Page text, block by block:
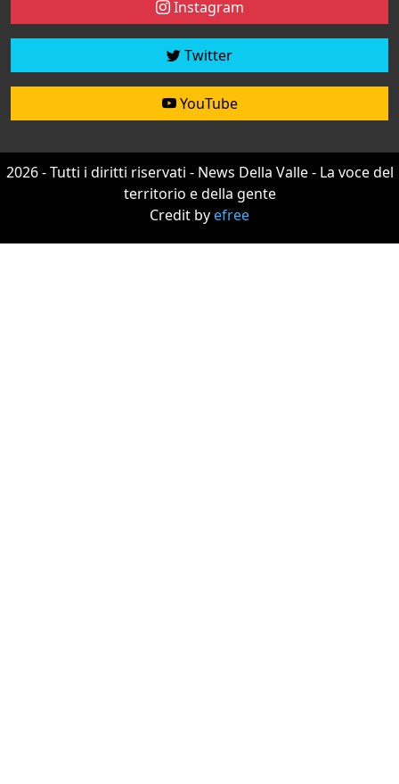
Instagram
Twitter
YouTube
2026 - Tutti i diritti riservati - News Della Valle - La voce del
territorio e della gente
Credit byefree